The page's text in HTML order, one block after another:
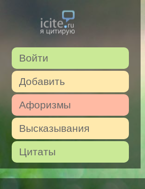
Войти
Добавить
Афоризмы
Высказывания
Цитаты